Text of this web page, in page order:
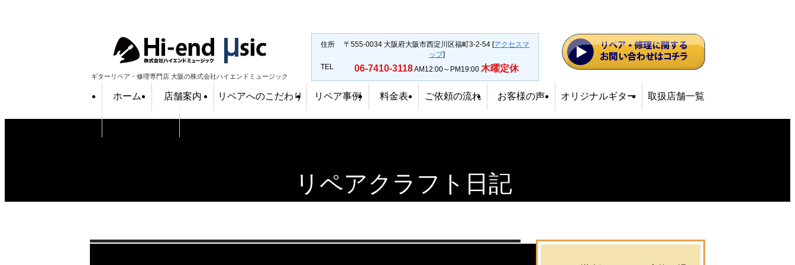
ギターリペア・修理専門店 大阪の株式会社ハイエンドミュージック
住所 〒555-0034 大阪府大阪市西淀川区福町3-2-54 [アクセスマ
ップ]
TEL
06-7410-3118AM12:00～PM19:00木曜定休
ホーム 店舗案内 リペアへのこだわり リペア事例 料金表 ご依頼の流れ お客様の声 オリジナルギター 取扱店舗一覧
リペアクラフト日記